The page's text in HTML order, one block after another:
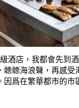
酒店，我都會先到
聼海浪聲，再感受
爲在繁華都市的市